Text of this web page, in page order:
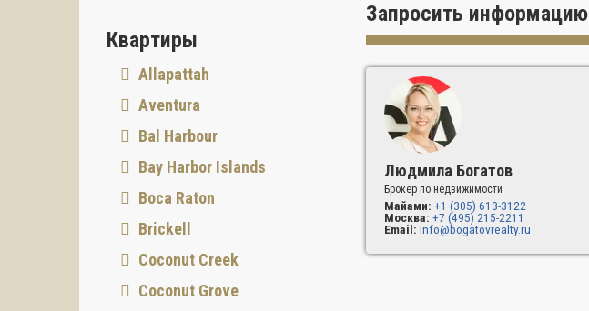
Запросить информацию
Людмила Богатов
Брокер по недвижимости
Майами: +1 (305) 613-3122
Москва: +7 (495) 215-2211
Email: info@bogatovrealty.ru
Квартиры
Allapattah
Aventura
Bal Harbour
Bay Harbor Islands
Boca Raton
Brickell
Coconut Creek
Coconut Grove